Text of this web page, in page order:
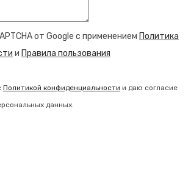
от Google с применением Политика
и Правила пользования
Политикой конфиденциальности и даю согласие
данных.